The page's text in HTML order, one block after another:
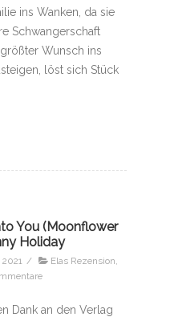
ins Wanken, da sie
Schwangerschaft
Wunsch ins
löst sich Stück
You (Moonflower
Holiday
/ Elas Rezension,
Dank an den Verlag